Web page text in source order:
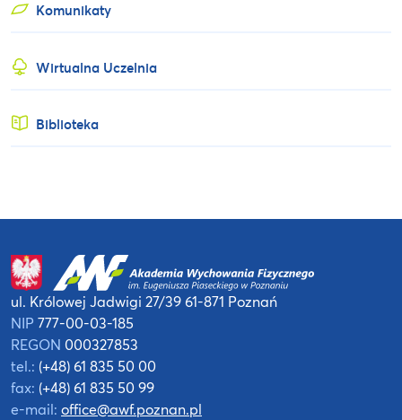
Komunikaty
Wirtualna Uczelnia
Biblioteka
ul. Królowej Jadwigi 27/3961-871 Poznań
NIP 777-00-03-185
REGON 000327853
tel.: (+48) 61 835 50 00
fax: (+48) 61 835 50 99
e-mail: office@awf.poznan.pl